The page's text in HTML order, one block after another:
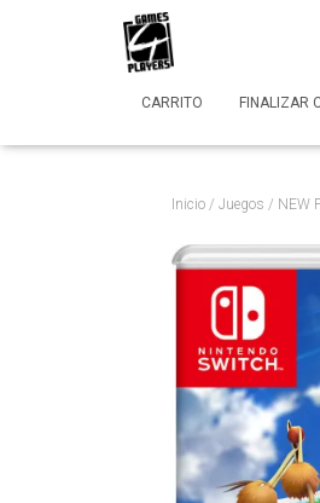
CARRITO FINALIZAR
Inicio / Juegos / NEW